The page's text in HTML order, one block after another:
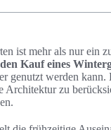
ist mehr als nur ein
Kauf eines
genutzt werden
Architektur zu